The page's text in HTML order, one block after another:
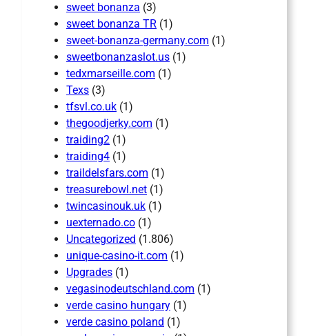
sweet bonanza (3)
sweet bonanza TR (1)
sweet-bonanza-germany.com (1)
sweetbonanzaslot.us (1)
tedxmarseille.com (1)
Texs (3)
tfsvl.co.uk (1)
thegoodjerky.com (1)
traiding2 (1)
traiding4 (1)
traildelsfars.com (1)
treasurebowl.net (1)
twincasinouk.uk (1)
uexternado.co (1)
Uncategorized (1.806)
unique-casino-it.com (1)
Upgrades (1)
vegasinodeutschland.com (1)
verde casino hungary (1)
verde casino poland (1)